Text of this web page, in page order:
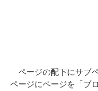
ページの配下にサブ
ページにページを「ブ